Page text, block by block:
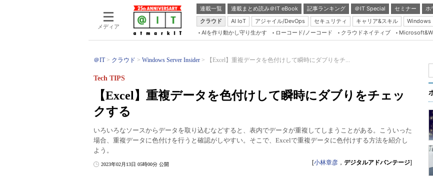
メディア
連載一覧 連載まとめ読み＠IT eBook 記事ランキング ＠IT Special セミナー
ホ
クラウド
AI IoT アジャイル/DevOps セキュリティ キャリア&スキル Windows
Server &
Java Agile
Database
Linux ＆ OSS
Master of IP
Security &
AIを作り動かし守り生かす ローコード/ノーコード クラウドネイティブ
＠IT クラウド Windows Server Insider 【Excel】重複データを色付けして瞬時にダブりをチ...
【Excel】重複データを色付けして瞬時にダブりをチェッ
クする
Tech TIPS
いろいろなソースからデータを取り込むなどすると、表内でデータが重複してしまうことがある。こういった
場合、重複データに色付けを行うと確認がしやすい。そこで、Excelで重複データに色付けする方法を紹介し
よう。
2023年02月13日 05時00分 公開 [小林章彦 ， デジタルアドバンテージ]